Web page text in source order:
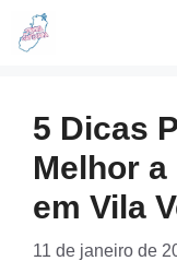
Skip
5 Dicas
Melhor
em Vila
11 de janeiro de